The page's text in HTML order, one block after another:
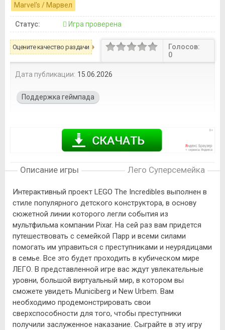
Marvel's / Марвел
Статус: Игра проверена
Оцените качество раздачи
Голосов:
0
Дата публикации: 15.06.2026
Поддержка геймпада
Описание игры Лего Суперсемейка
Интерактивный проект LEGO The Incredibles выполнен в
стиле популярного детского конструктора, в основу
сюжетной линии которого легли события из
мультфильма компании Pixar. На сей раз вам придется
путешествовать с семейкой Парр и всеми силами
помогать им управиться с преступниками и неурядицами
в семье. Все это будет проходить в кубическом мире
ЛЕГО. В представленной игре вас ждут увлекательные
уровни, большой виртуальный мир, в котором вы
сможете увидеть Municiberg и New Urbem. Вам
необходимо продемонстрировать свои
сверхспособности для того, чтобы преступники
получили заслуженное наказание. Сыграйте в эту игру